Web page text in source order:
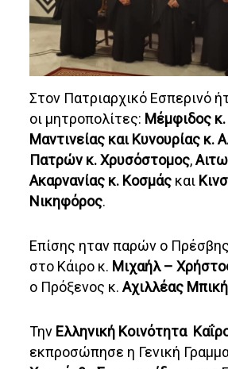
Στoν Πατριαρχικό Εσπερινό
οι μητροπολίτες: Μέμφιδος
Μαντινείας και Κυνουρίας κ.
Πατρών κ. Χρυσόστομος,
Ακαρνανίας κ. Κοσμάς και
Νικηφόρος.
Επίσης ηταν παρών ο
στο Κάιρο κ. Μιχαήλ –
ο Πρόξενος κ.Αχιλλέας
Την Ελληνική Κοινότητα
εκπροσώπησε η Γενική